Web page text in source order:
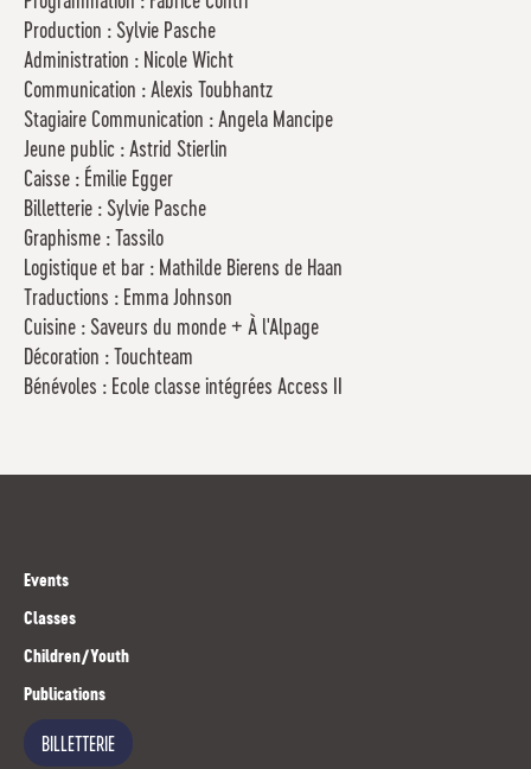
Production : Sylvie Pasche
Administration : Nicole Wicht
Communication : Alexis Toubhantz
Stagiaire Communication : Angela Mancipe
Jeune public : Astrid Stierlin
Caisse : Émilie Egger
Billetterie : Sylvie Pasche
Graphisme : Tassilo
Logistique et bar : Mathilde Bierens de Haan
Traductions : Emma Johnson
Cuisine : Saveurs du monde + À l'Alpage
Décoration : Touchteam
Bénévoles : Ecole classe intégrées Access II
Events
Classes
Children/Youth
Publications
BILLETTERIE